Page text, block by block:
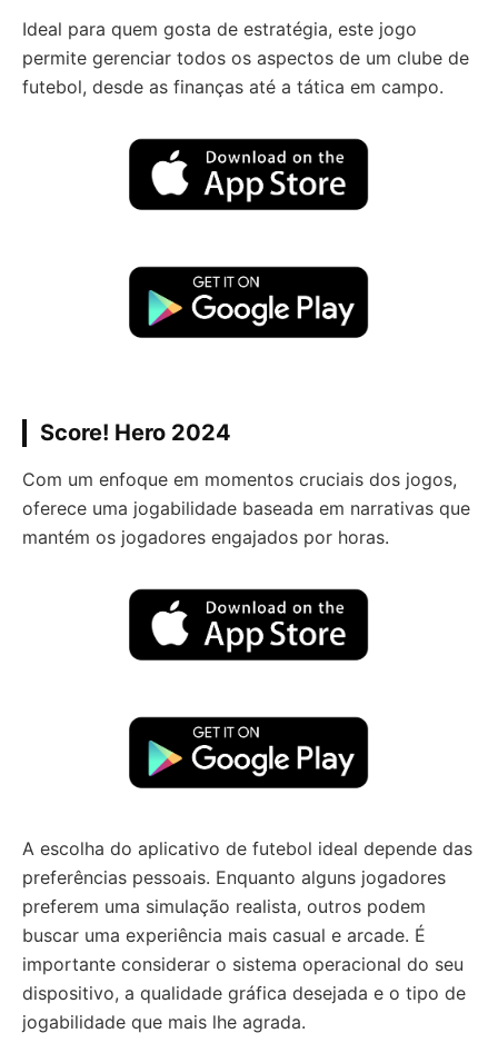
Ideal para quem gosta de estratégia, este jogo
permite gerenciar todos os aspectos de um clube de
futebol, desde as finanças até a tática em campo.
Score! Hero 2024
Com um enfoque em momentos cruciais dos jogos,
oferece uma jogabilidade baseada em narrativas que
mantém os jogadores engajados por horas.
A escolha do aplicativo de futebol ideal depende das
preferências pessoais. Enquanto alguns jogadores
preferem uma simulação realista, outros podem
buscar uma experiência mais casual e arcade. É
importante considerar o sistema operacional do seu
dispositivo, a qualidade gráfica desejada e o tipo de
jogabilidade que mais lhe agrada.